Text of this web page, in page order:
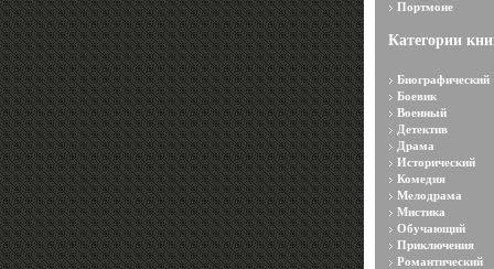
Портмоне
Категории
Биографический
Боевик
Военный
Детектив
Драма
Исторический
Комедия
Мелодрама
Мистика
Обучающий
Приключения
Романтический